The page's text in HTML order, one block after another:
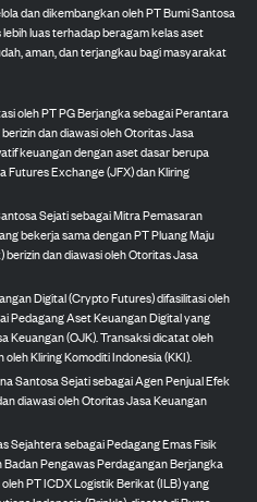
dan dikembangkan oleh PT Bumi Santosa
luas terhadap beragam kelas aset
aman, dan terjangkau bagi masyarakat
oleh PT PG Berjangka sebagai Perantara
dan diawasi oleh Otoritas Jasa
keuangan dengan aset dasar berupa
Exchange (JFX) dan Kliring
Sejati sebagai Mitra Pemasaran
bekerja sama dengan PT Pluang Maju
dan diawasi oleh Otoritas Jasa
Digital (Crypto Futures) difasilitasi oleh
Pedagang Aset Keuangan Digital yang
Keuangan (OJK). Transaksi dicatat oleh
Kliring Komoditi Indonesia (KKI).
Santosa Sejati sebagai Agen Penjual Efek
diawasi oleh Otoritas Jasa Keuangan
Sejahtera sebagai Pedagang Emas Fisik
Badan Pengawas Perdagangan Berjangka
PT ICDX Logistik Berikat (ILB) yang